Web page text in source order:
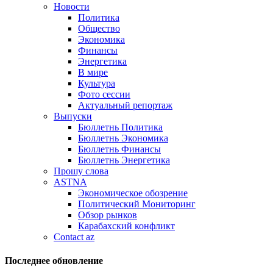
Новости
Политика
Общество
Экономика
Финансы
Энергетика
В мире
Культура
Фото сессии
Актуальный репортаж
Выпуски
Бюллетнь Политика
Бюллетнь Экономика
Бюллетнь Финансы
Бюллетнь Энергетика
Прошу слова
ASTNA
Экономическое обозрение
Политический Мониторинг
Обзор рынков
Карабахский конфликт
Contact az
Последнее обновление